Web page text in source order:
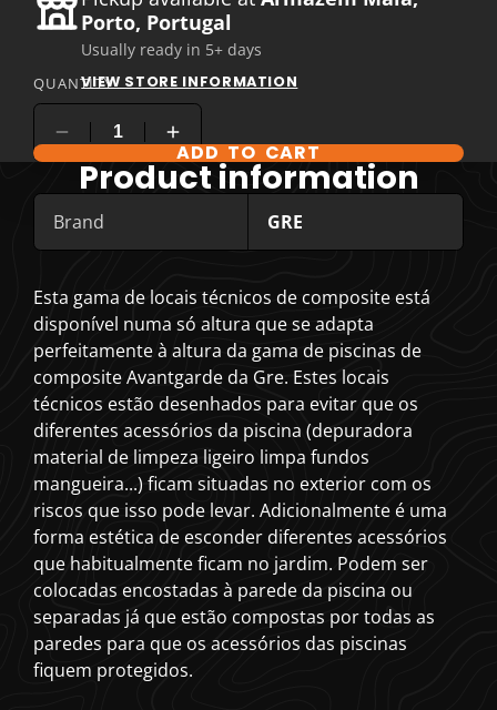
Porto, Portugal
Usually ready in 5+ days
VIEW STORE INFORMATION
QUANTITY
COMPARE PRODUCT OPTIONS
ADD TO CART
Product information
Brand GRE
Esta gama de locais técnicos de composite está
disponível numa só altura que se adapta
perfeitamente à altura da gama de piscinas de
composite Avantgarde da Gre. Estes locais
técnicos estão desenhados para evitar que os
diferentes acessórios da piscina (depuradora
material de limpeza ligeiro limpa fundos
mangueira...) ficam situadas no exterior com os
riscos que isso pode levar. Adicionalmente é uma
forma estética de esconder diferentes acessórios
que habitualmente ficam no jardim. Podem ser
colocadas encostadas à parede da piscina ou
separadas já que estão compostas por todas as
paredes para que os acessórios das piscinas
fiquem protegidos.